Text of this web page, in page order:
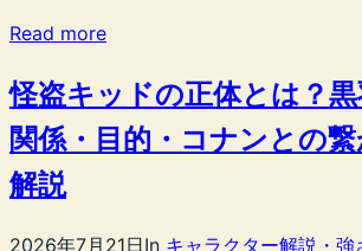
Read more
怪盗キッドの正体とは？
関係・目的・コナンとの
解説
2026年7月21日In キャラクター解説・強